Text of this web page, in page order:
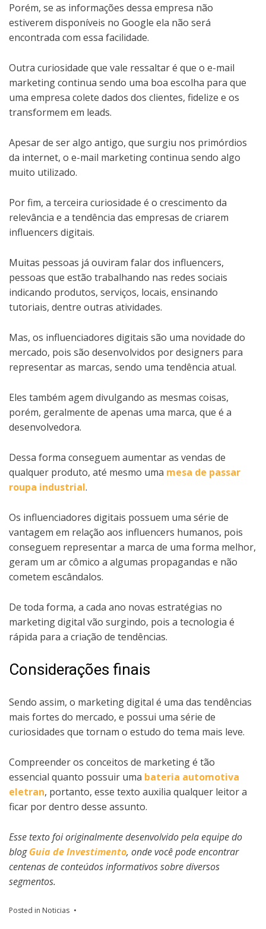
Porém, se as informações dessa empresa não
estiverem disponíveis no Google ela não será
encontrada com essa facilidade.
Outra curiosidade que vale ressaltar é que o e-mail
marketing continua sendo uma boa escolha para que
uma empresa colete dados dos clientes, fidelize e os
transformem em leads.
Apesar de ser algo antigo, que surgiu nos primórdios
da internet, o e-mail marketing continua sendo algo
muito utilizado.
Por fim, a terceira curiosidade é o crescimento da
relevância e a tendência das empresas de criarem
influencers digitais.
Muitas pessoas já ouviram falar dos influencers,
pessoas que estão trabalhando nas redes sociais
indicando produtos, serviços, locais, ensinando
tutoriais, dentre outras atividades.
Mas, os influenciadores digitais são uma novidade do
mercado, pois são desenvolvidos por designers para
representar as marcas, sendo uma tendência atual.
Eles também agem divulgando as mesmas coisas,
porém, geralmente de apenas uma marca, que é a
desenvolvedora.
Dessa forma conseguem aumentar as vendas de
qualquer produto, até mesmo uma mesa de passar
roupa industrial.
Os influenciadores digitais possuem uma série de
vantagem em relação aos influencers humanos, pois
conseguem representar a marca de uma forma melhor,
geram um ar cômico a algumas propagandas e não
cometem escândalos.
De toda forma, a cada ano novas estratégias no
marketing digital vão surgindo, pois a tecnologia é
rápida para a criação de tendências.
Considerações finais
Sendo assim, o marketing digital é uma das tendências
mais fortes do mercado, e possui uma série de
curiosidades que tornam o estudo do tema mais leve.
Compreender os conceitos de marketing é tão
essencial quanto possuir uma bateria automotiva
eletran, portanto, esse texto auxilia qualquer leitor a
ficar por dentro desse assunto.
Esse texto foi originalmente desenvolvido pela equipe do
blogGuia de Investimento, onde você pode encontrar
centenas de conteúdos informativos sobre diversos
segmentos.
Posted in Noticias